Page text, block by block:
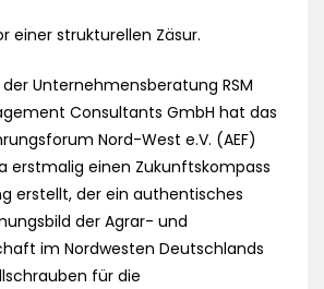
einer strukturellen Zäsur.
Unternehmensberatung RSM
Consultants GmbH hat das
Nord-West e.V. (AEF)
erstmalig einen Zukunftskompass
erstellt, der ein authentisches
der Agrar- und
im Nordwesten Deutschlands
für die